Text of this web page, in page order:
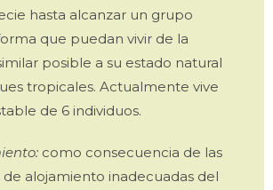
hasta alcanzar un grupo
que puedan vivir de la
posible a su estado natural
tropicales. Actualmente vive
de 6 individuos.
como consecuencia de las
alojamiento inadecuadas del